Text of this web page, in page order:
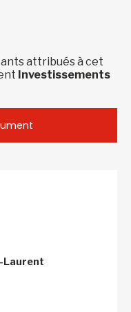
attribués à cet
Investissements
Laurent